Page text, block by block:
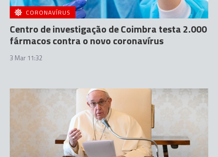
CORONAVÍRUS
Centro de investigação de Coimbra testa 2.000
fármacos contra o novo coronavírus
3 Mar 11:32